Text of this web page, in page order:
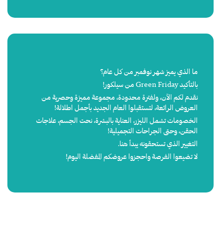
ما الذي يميز شهر نوفمبر من كل عام؟
بالتأكيد Green Friday من سيلكور!
نقدم لكم الآن، ولفترة محدودة، مجموعة مميزة وحصرية من
العروض الرائعة، لتستقبلوا العام الجديد بأجمل اطلالة!
الخصومات تشمل الليزر، العناية بالبشرة، نحت الجسم، علاجات
الحقن، وحتى الجراحات التجميلية!
التغيير الذي تستحقونه يبدأ هنا.
لا تضيعوا الفرصة واحجزوا عروضكم المفضلة اليوم!